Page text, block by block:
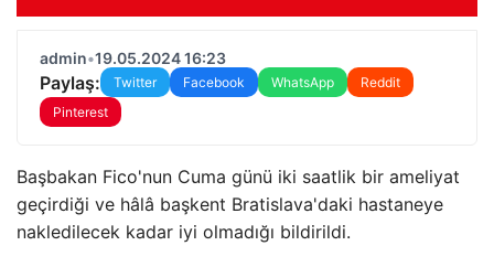
admin•19.05.2024 16:23
Paylaş: Twitter Facebook WhatsApp
Reddit
Pinterest
Başbakan Fico'nun Cuma günü iki saatlik bir ameliyat
geçirdiği ve hâlâ başkent Bratislava'daki hastaneye
nakledilecek kadar iyi olmadığı bildirildi.